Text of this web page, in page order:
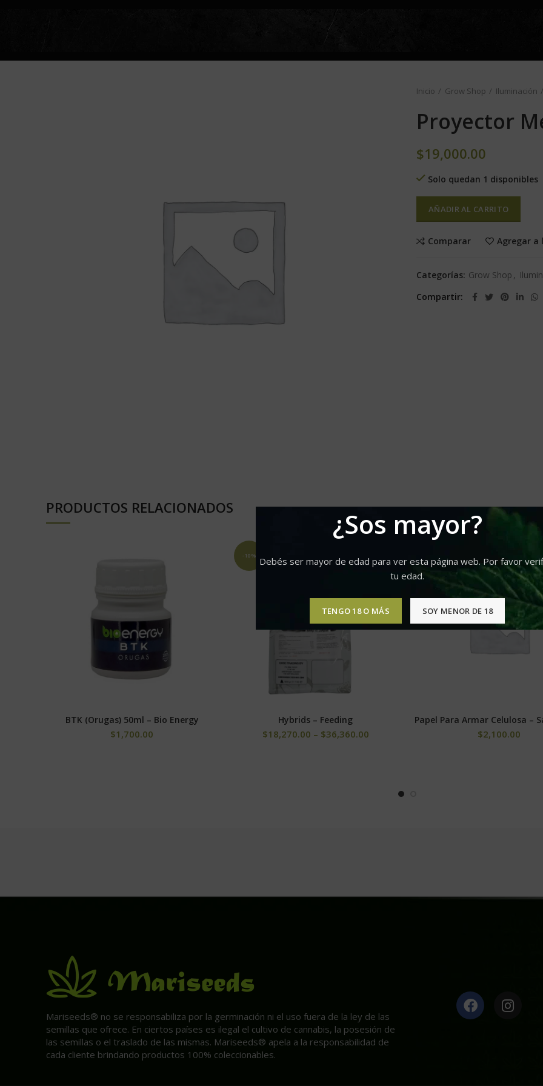
¿Sos mayor?
Debés ser mayor de edad para ver esta página web. Por favor
tu edad.
TENGO 18 O MÁS SOY MENOR DE 18
Inicio Grow Shop Iluminación
Proyector
$19,000.00
Solo quedan 1 disponibles
AÑADIR AL CARRITO
Comparar Agregar a
Categorías: Grow Shop ,
Compartir
PRODUCTOS RELACIONADOS
AÑADIR AL CARRITO
BTK (Orugas) 50ml – Bio Energy
$1,700.00
-10%
SELECCIONAR OPCIONES
Hybrids – Feeding
$18,270.00 – $36,360.00
SELECCIONAR
Papel Para Armar Celulosa –
$2,100.00
Mariseeds® no se responsabiliza por la germinación ni el uso fuera de la ley de las
semillas que ofrece. En ciertos países es ilegal el cultivo de cannabis, la posesión de
las semillas o el traslado de las mismas. Mariseeds® apela a la responsabilidad de
cada cliente brindando productos 100% coleccionables.